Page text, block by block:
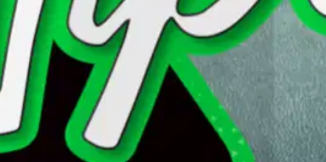
vinyylipintojen nopeaan & helppoon puhdistukseen. Jättää
pussipakkaus. Sisältää 24 puhdistusliinaa.